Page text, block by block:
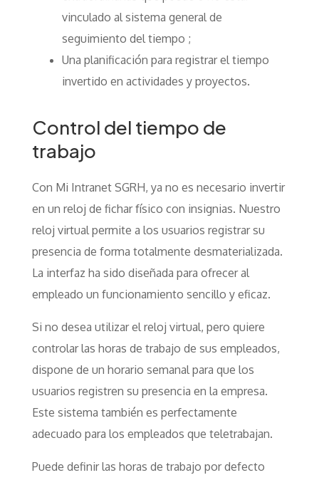
vinculado al sistema general de
seguimiento del tiempo ;
Una planificación para registrar el tiempo
invertido en actividades y proyectos.
Control del tiempo de
trabajo
Con Mi Intranet SGRH, ya no es necesario invertir
en un reloj de fichar físico con insignias. Nuestro
reloj virtual permite a los usuarios registrar su
presencia de forma totalmente desmaterializada.
La interfaz ha sido diseñada para ofrecer al
empleado un funcionamiento sencillo y eficaz.
Si no desea utilizar el reloj virtual, pero quiere
controlar las horas de trabajo de sus empleados,
dispone de un horario semanal para que los
usuarios registren su presencia en la empresa.
Este sistema también es perfectamente
adecuado para los empleados que teletrabajan.
Puede definir las horas de trabajo por defecto